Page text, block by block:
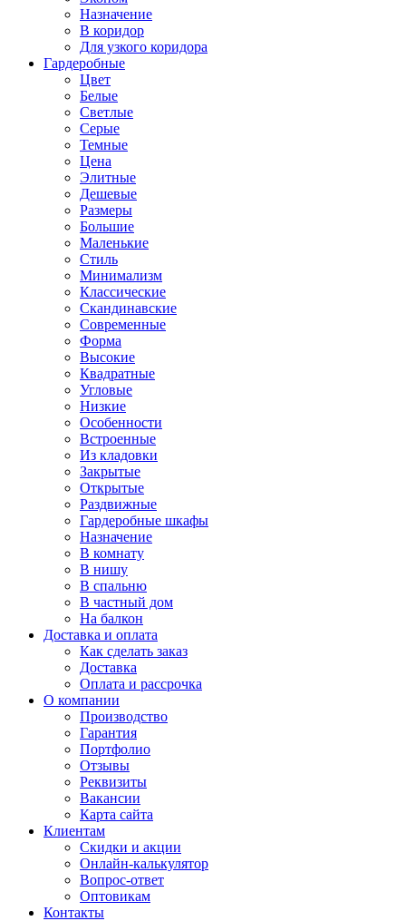
Назначение
В коридор
Для узкого коридора
Гардеробные
Цвет
Белые
Светлые
Серые
Темные
Цена
Элитные
Дешевые
Размеры
Большие
Маленькие
Стиль
Минимализм
Классические
Скандинавские
Современные
Форма
Высокие
Квадратные
Угловые
Низкие
Особенности
Встроенные
Из кладовки
Закрытые
Открытые
Раздвижные
Гардеробные шкафы
Назначение
В комнату
В нишу
В спальню
В частный дом
На балкон
Доставка и оплата
Как сделать заказ
Доставка
Оплата и рассрочка
О компании
Производство
Гарантия
Портфолио
Отзывы
Реквизиты
Вакансии
Карта сайта
Клиентам
Скидки и акции
Онлайн-калькулятор
Вопрос-ответ
Оптовикам
Контакты